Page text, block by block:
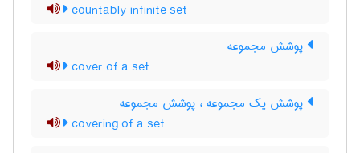
countably infinite set
پوشش مجموعه
cover of a set
پوشش یک مجموعه ، پوشش مجموعه
covering of a set